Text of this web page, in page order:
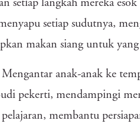
setiap langkah mereka
setiap sudutnya,
makan siang untuk
anak-anak ke
pekerti, mendampingi
membantu